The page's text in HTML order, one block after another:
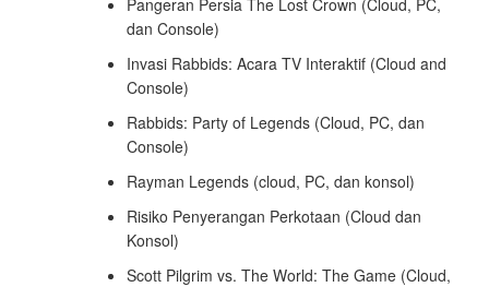
Pangeran Persia The Lost Crown (Cloud, PC,
dan Console)
Invasi Rabbids: Acara TV Interaktif (Cloud and
Console)
Rabbids: Party of Legends (Cloud, PC, dan
Console)
Rayman Legends (cloud, PC, dan konsol)
Risiko Penyerangan Perkotaan (Cloud dan
Konsol)
Scott Pilgrim vs. The World: The Game (Cloud,